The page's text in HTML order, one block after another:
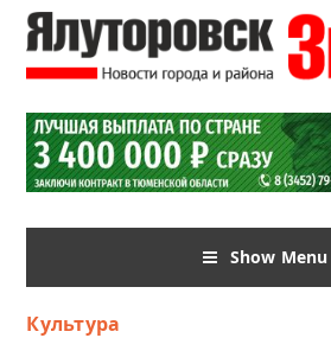
Show Menu
Культура